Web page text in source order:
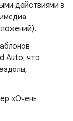
действиями в
Auto, что
«Очень